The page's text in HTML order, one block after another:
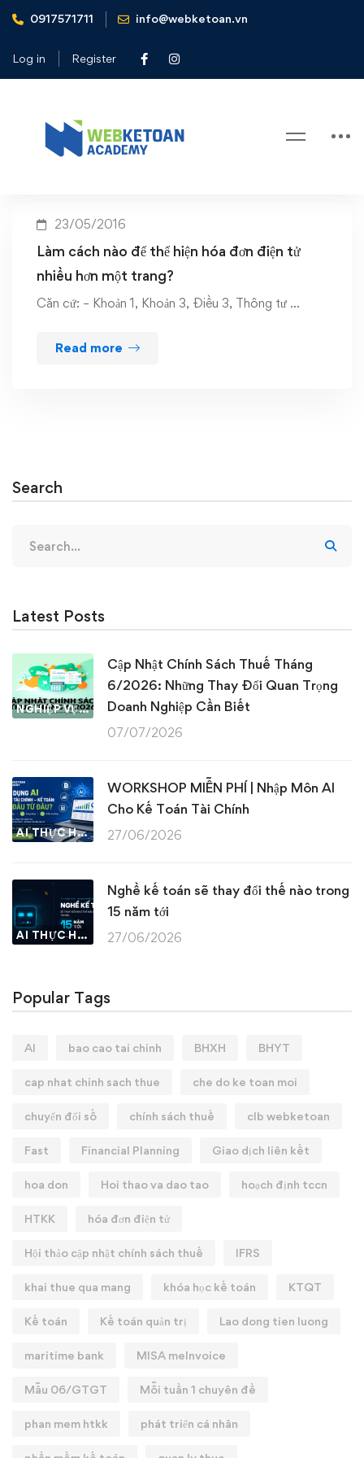
0917571711 info@webketoan.vn
Log in Register
Home hóa đơn điện tử nhiều hơn một trang
Tag: hóa đơn điện tử nhiều hơn
23/05/2016
Làm cách nào để thể hiện hóa đơn điện tử
nhiều hơn một trang?
Căn cứ: – Khoản 1, Khoản 3, Điều 3, Thông tư …
Read more
Search
for:
Latest Posts
NGHIỆP VỤ KẾ TOÁN & THUẾ
Cập Nhật Chính Sách Thuế Tháng
6/2026: Những Thay Đổi Quan Trọng
Doanh Nghiệp Cần Biết
07/07/2026
AI THỰC HÀNH
WORKSHOP MIỄN PHÍ | Nhập Môn AI
Cho Kế Toán Tài Chính
27/06/2026
AI THỰC HÀNH
Nghề kế toán sẽ thay đổi thế nào trong
15 năm tới
27/06/2026
Popular Tags
AI bao cao tai chinh BHXH BHYT
cap nhat chinh sach thue che do ke toan moi
chuyển đổi số chính sách thuế clb webketoan
Fast Financial Planning Giao dịch liên kết
hoa don Hoi thao va dao tao hoạch định tccn
HTKK hóa đơn điện tử
Hội thảo cập nhật chính sách thuế IFRS
khai thue qua mang khóa học kế toán KTQT
Kế toán Kế toán quản trị Lao dong tien luong
maritime bank MISA meInvoice
Mẫu 06/GTGT Mỗi tuần 1 chuyên đề
phan mem htkk phát triển cá nhân